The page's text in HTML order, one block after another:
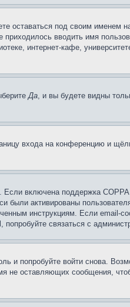
оставаться под своим именем
вводить имя
интернет-кафе,
Да, и вы будете видны
входа на конференцию и
включена поддержка
были активированы
инструкциям. Если email-
связаться с
и попробуйте войти снова.
не оставляющих сообщения,